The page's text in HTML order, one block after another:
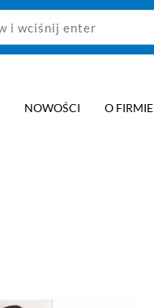
NOWOŚCI O FIRMIE